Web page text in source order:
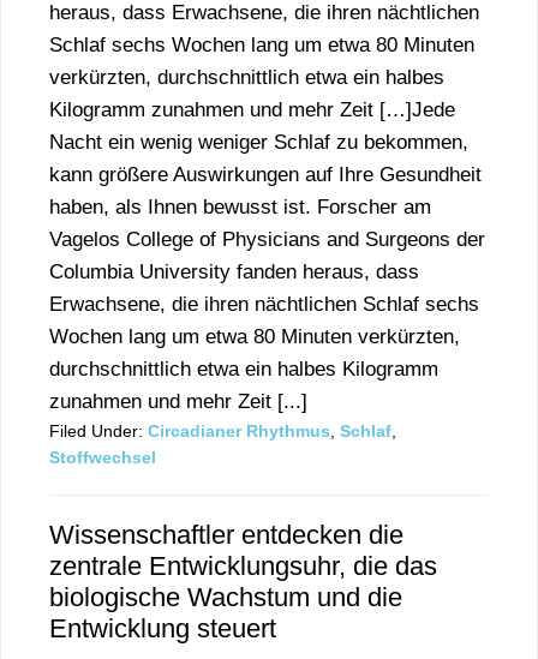
heraus, dass Erwachsene, die ihren nächtlichen
Schlaf sechs Wochen lang um etwa 80 Minuten
verkürzten, durchschnittlich etwa ein halbes
Kilogramm zunahmen und mehr Zeit […]Jede
Nacht ein wenig weniger Schlaf zu bekommen,
kann größere Auswirkungen auf Ihre Gesundheit
haben, als Ihnen bewusst ist. Forscher am
Vagelos College of Physicians and Surgeons der
Columbia University fanden heraus, dass
Erwachsene, die ihren nächtlichen Schlaf sechs
Wochen lang um etwa 80 Minuten verkürzten,
durchschnittlich etwa ein halbes Kilogramm
zunahmen und mehr Zeit [...]
Filed Under: Circadianer Rhythmus Schlaf
Stoffwechsel
Wissenschaftler entdecken die
zentrale Entwicklungsuhr, die das
biologische Wachstum und die
Entwicklung steuert